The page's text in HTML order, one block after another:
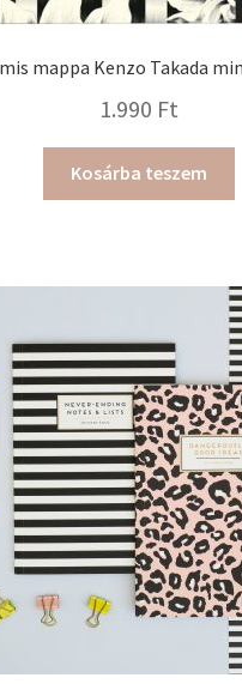
mappa Kenzo Takada
1.990 Ft
Kosárba teszem